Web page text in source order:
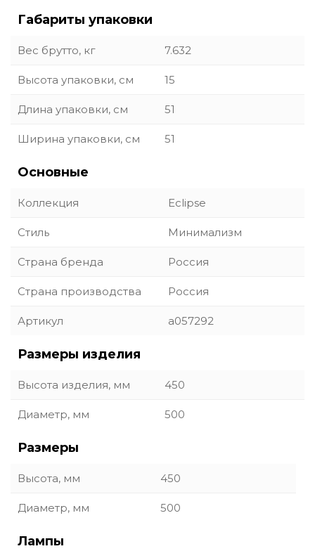
Габариты упаковки
Вес брутто, кг 7.632
Высота упаковки, см 15
Длина упаковки, см 51
Ширина упаковки, см 51
Основные
Коллекция Eclipse
Стиль Минимализм
Страна бренда Россия
Страна производства Россия
Артикул a057292
Размеры изделия
Высота изделия, мм 450
Диаметр, мм 500
Размеры
Высота, мм 450
Диаметр, мм 500
Лампы